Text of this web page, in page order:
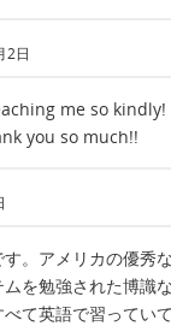
2日
me so
you so much!!
。アメリカの優秀
を勉強された博識
て英語で習ってい